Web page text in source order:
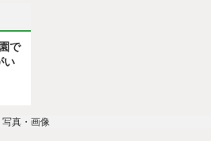
で
い
写真・画像